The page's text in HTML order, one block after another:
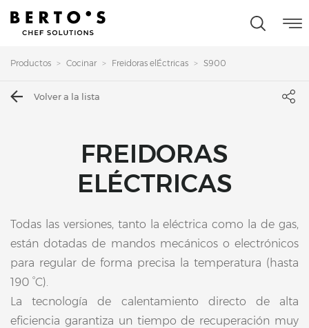
Productos Cocinar Freidoras elÉctricas S900
Volver a la lista
FREIDORAS
ELÉCTRICAS
Todas las versiones, tanto la eléctrica como la de gas,
están dotadas de mandos mecánicos o electrónicos
para regular de forma precisa la temperatura (hasta
190 °C).
La tecnología de calentamiento directo de alta
eficiencia garantiza un tiempo de recuperación muy